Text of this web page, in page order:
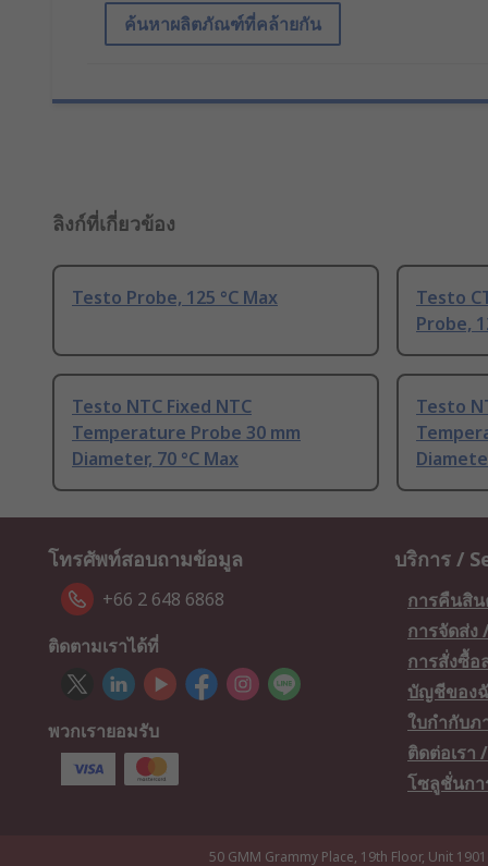
ค้นหาผลิตภัณฑ์ที่คล้ายกัน
ลิงก์ที่เกี่ยวข้อง
Testo Probe, 125 °C Max
Testo
Probe,
Testo NTC Fixed NTC
Temperature Probe 30 mm
Diameter, 70 °C Max
Testo
โทรศัพท์สอบถามข้อมูล
+66 2 648 6868
ติดตามเราได้ที่
พวกเรายอมรับ
บริการ /
การคืนสิ
การจัดส่
การสั่งซื้อ
บัญชีของ
ใบกำกับ
ติดต่อเรา
โซลูชั่นก
50 GMM Grammy Place, 19th Floor, Unit